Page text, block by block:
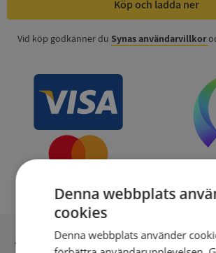
Köp och ladda ner
Vid köp godkänner du Synas användarvillkor
Inga kopior till omfrågad
Denna webbplats
cookies
Denna webbplats använder